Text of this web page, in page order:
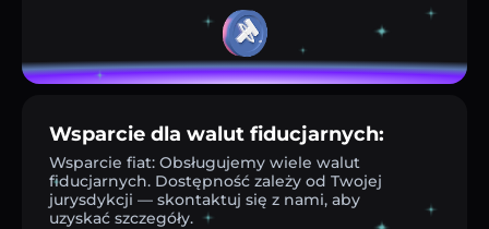
Wsparcie dla walut fiducjarnych:
Wsparcie fiat: Obsługujemy wiele walut
fiducjarnych. Dostępność zależy od Twojej
jurysdykcji — skontaktuj się z nami, aby
uzyskać szczegóły.